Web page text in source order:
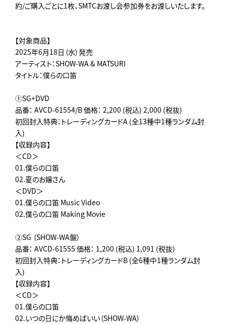
約/ご購入ごとに1枚、SMTCお渡し会参加券をお渡しいたします。
【対象商品】
2025年6月18日（水）発売
アーティスト：SHOW-WA & MATSURI
タイトル：僕らの口笛
①SG+DVD
品番： AVCD-61554/B 価格： 2,200 (税込) 2,000 (税抜)
初回封入特典：トレーディングカードA (全13種中1種ランダム封
入)
【収録内容】
＜CD＞
01.僕らの口笛
02.夏のお嬢さん
＜DVD＞
01.僕らの口笛 Music Video
02.僕らの口笛 Making Movie
②SG （SHOW-WA盤）
品番： AVCD-61555 価格： 1,200 (税込) 1,091 (税抜)
初回封入特典：トレーディングカードB (全6種中1種ランダム封
入)
【収録内容】
＜CD＞
01.僕らの口笛
02.いつの日にか悔めばいい（SHOW-WA）